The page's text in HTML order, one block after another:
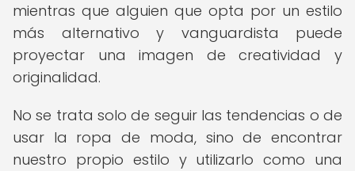
mientras que alguien que opta por un estilo
más alternativo y vanguardista puede
proyectar una imagen de creatividad y
originalidad.
No se trata solo de seguir las tendencias o de
usar la ropa de moda, sino de encontrar
nuestro propio estilo y utilizarlo como una